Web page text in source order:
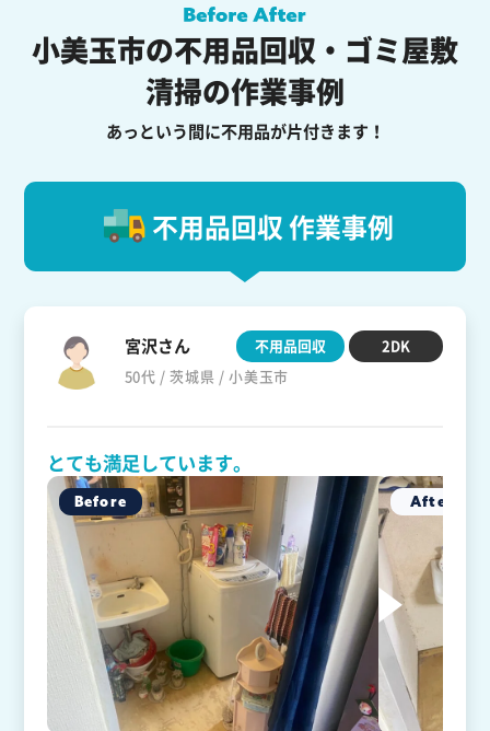
小美玉市の不用品回収・ゴミ屋敷
清掃の作業事例
あっという間に不用品が片付きます！
不用品回収 作業事例
宮沢さん
50代 / 茨城県 / 小美玉市
不用品回収 2DK
とても満足しています。